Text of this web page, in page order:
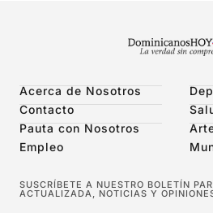
Acerca de Nosotros
Contacto
Pauta con Nosotros
Empleo
SUSCRÍBETE A NUESTRO BOLETÍN
ACTUALIZADA, NOTICIAS Y